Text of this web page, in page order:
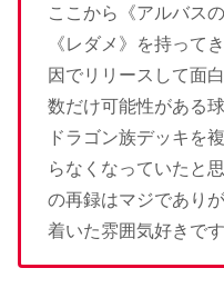
ここから《アルバス
《レダメ》を持って
因でリリースして面
数だけ可能性がある球
ドラゴン族デッキを
らなくなっていたと
の再録はマジであり
着いた雰囲気好きです